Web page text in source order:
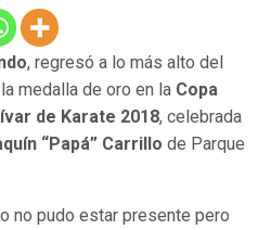
, regresó a lo más alto del
medalla de oro en la Copa
de Karate 2018, celebrada
“Papá” Carrillo de Parque
no pudo estar presente pero